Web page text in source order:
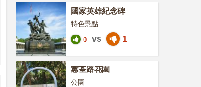
國家英雄紀念碑
特色景點
0 vs 1
蕙荃路花園
公園